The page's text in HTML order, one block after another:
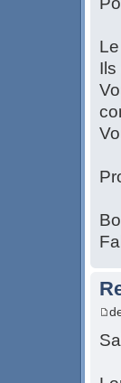
Ils